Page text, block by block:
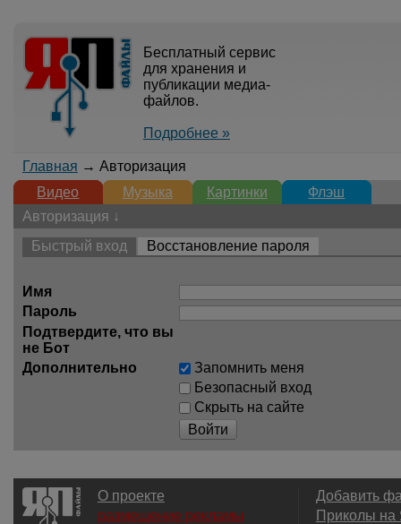
Бесплатный сервис
для хранения и
публикации медиа-
файлов.
Подробнее »
Главная → Авторизация
Видео
Музыка Картинки
Флэш
Авторизация ↓
Быстрый вход
Восстановление пароля
Имя
Пароль
Подтвердите, что вы
не Бот
Дополнительно
Запомнить меня
Безопасный вход
Скрыть на сайте
Войти
О проекте
размещение рекламы
Добавить
Приколы